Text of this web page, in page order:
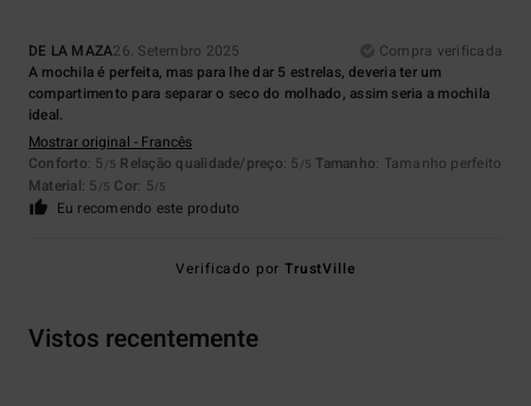
DE LA MAZA26. Setembro 2025
Compra verificada
A mochila é perfeita, mas para lhe dar 5 estrelas, deveria ter um
compartimento para separar o seco do molhado, assim seria a mochila
ideal.
Mostrar original - Francês
Conforto: 5 /5 Relação qualidade/preço: 5 /5 Tamanho: Tamanho perfeito
Material: 5 /5 Cor: 5/5
Eu recomendo este produto
Verificado porTrustVille
Vistos recentemente